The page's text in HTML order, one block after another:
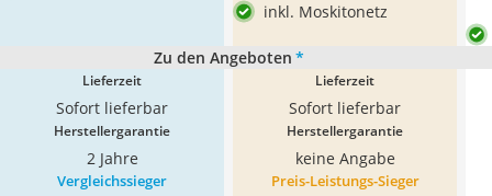
inkl. Moskitonetz
Zu den Angeboten *
Lieferzeit
Sofort lieferbar
Lieferzeit
Sofort lieferbar
Herstellergarantie
2 Jahre
Herstellergarantie
keine Angabe
Vergleichssieger Preis-Leistungs-Sieger